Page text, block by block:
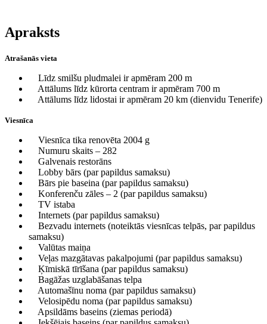
Apraksts
Atrašanās vieta
Līdz smilšu pludmalei ir apmēram 200 m
Attālums līdz kūrorta centram ir apmēram 700 m
Attālums līdz lidostai ir apmēram 20 km (dienvidu Tenerife)
Viesnīca
Viesnīca tika renovēta 2004 g
Numuru skaits – 282
Galvenais restorāns
Lobby bārs (par papildus samaksu)
Bārs pie baseina (par papildus samaksu)
Konferenču zāles – 2 (par papildus samaksu)
TV istaba
Internets (par papildus samaksu)
Bezvadu internets (noteiktās viesnīcas telpās, par papildus
samaksu)
Valūtas maiņa
Veļas mazgātavas pakalpojumi (par papildus samaksu)
Ķīmiskā tīrīšana (par papildus samaksu)
Bagāžas uzglabāšanas telpa
Automašīnu noma (par papildus samaksu)
Velosipēdu noma (par papildus samaksu)
Apsildāms baseins (ziemas periodā)